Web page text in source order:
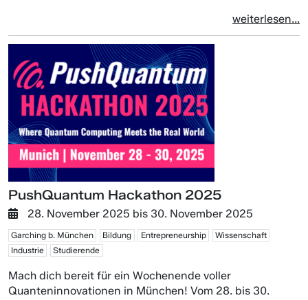
weiterlesen...
PushQuantum Hackathon 2025
28. November 2025 bis 30. November 2025
Garching b. München Bildung Entrepreneurship
Wissenschaft
Industrie
Studierende
Mach dich bereit für ein Wochenende voller
Quanteninnovationen in München! Vom 28. bis 30.